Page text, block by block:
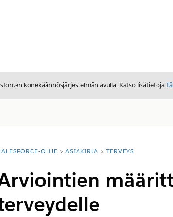
konekäännösjärjestelmän avulla. Katso lisätietoja
tässä: OHJE ASIAKIRJA TERVEYS